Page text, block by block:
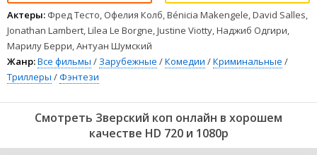
Актеры: Фред Тесто, Офелия Колб, Bénicia Makengele, David Salles,
Jonathan Lambert, Lilea Le Borgne, Justine Viotty, Наджиб Одгири,
Марилу Берри, Антуан Шумский
Жанр:Все фильмы / Зарубежные /Комедии /Криминальные /
Триллеры /Фэнтези
Смотреть Зверский коп онлайн в хорошем
качестве HD 720 и 1080p